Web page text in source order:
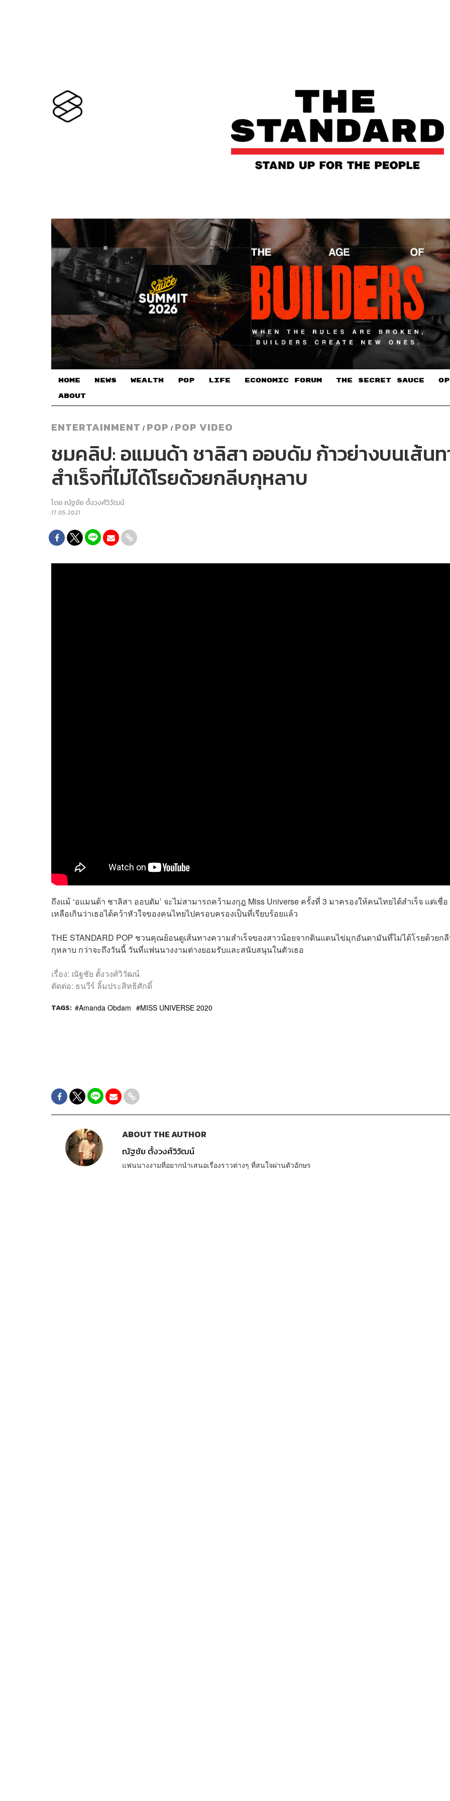
HOME NEWS WEALTH POP LIFE ECONOMIC FORUM THE SECRET SAUCE​
ABOUT
ENTERTAINMENT / POP / POP VIDEO
ชมคลิป: อแมนด้า ชาลิสา ออบดัม ก้าวย่างบนเส้นท
สำเร็จที่ไม่ได้โรยด้วยกลีบกุหลาบ
โดยณัฐชัย ตั้งวงศ์วิวัฒน์
17.05.2021
ถึงแม้ ‘อแมนด้า ชาลิสา ออบดัม’ จะไม่สามารถคว้ามงกุฎ Miss Universe ครั้งที่ 3 มาครองให้คนไทยได้สำเร็จ แต่เชื่อ
เหลือเกินว่าเธอได้คว้าหัวใจของคนไทยไปครอบครองเป็นที่เรียบร้อยแล้ว
THE STANDARD POP ชวนคุณย้อนดูเส้นทางความสำเร็จของสาวน้อยจากดินแดนไข่มุกอันดามันที่ไม่ได้โรยด้วยก
กุหลาบ กว่าจะถึงวันนี้ วันที่แฟนนางงามต่างยอมรับและสนับสนุนในตัวเธอ
เรื่อง: ณัฐชัย ตั้งวงศ์วิวัฒน์
ตัดต่อ: ธนวีร์ ลิ้มประสิทธิศักดิ์
TAGS: Amanda Obdam MISS UNIVERSE 2020
ABOUT THE AUTHOR
ณัฐชัย ตั้งวงศ์วิวัฒน์
แฟนนางงามที่อยากนำเสนอเรื่องราวต่างๆ ที่สนใจผ่านตัวอักษร